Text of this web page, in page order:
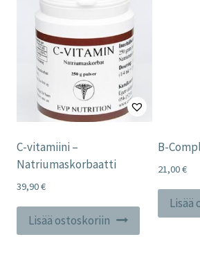
C-vitamiini –
Natriumaskorbaatti
39,90€
Lisää ostoskoriin
B-
21,00€
Lisää